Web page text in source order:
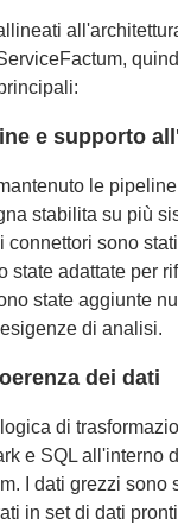
e supporto
le
stabilita su più
connettori sono
state adattate per
state aggiunte
di analisi.
dei dati
di
e SQL all'interno
I dati grezzi sono
in set di dati